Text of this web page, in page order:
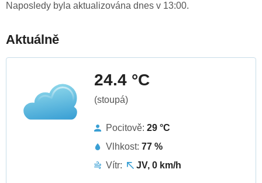
Naposledy byla aktualizována dnes v 13:00.
Aktuálně
24.4 °C
(stoupá)
Pocitově: 29 °C
Vlhkost: 77 %
Vítr:
JV, 0 km/h